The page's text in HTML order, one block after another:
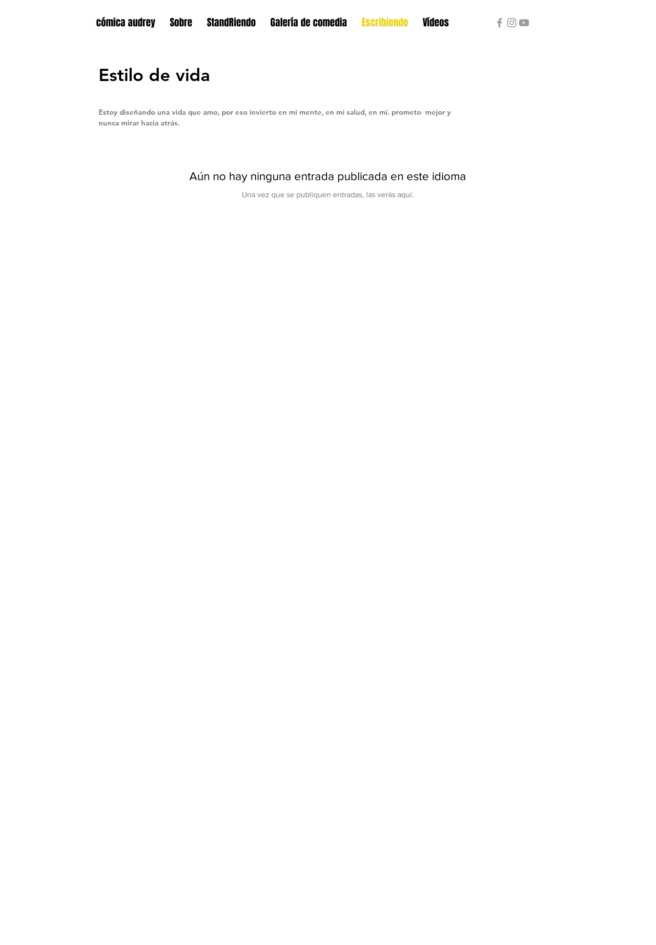
cómica audrey Sobre StandRiendo Galería de comedia Escribiendo Vídeos
Estilo de vida
Estoy diseñando una vida que amo, por eso invierto en mi mente, en mi salud, en mí. prometo mejor y
nunca mirar hacia atrás.
Aún no hay ninguna entrada publicada en este idioma
Una vez que se publiquen entradas, las verás aquí.